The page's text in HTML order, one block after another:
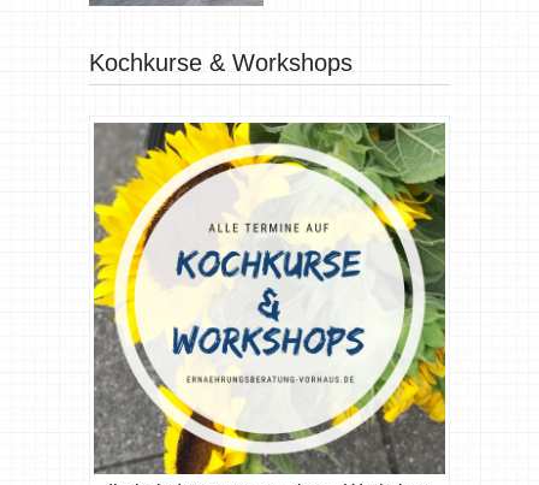
Kochkurse & Workshops